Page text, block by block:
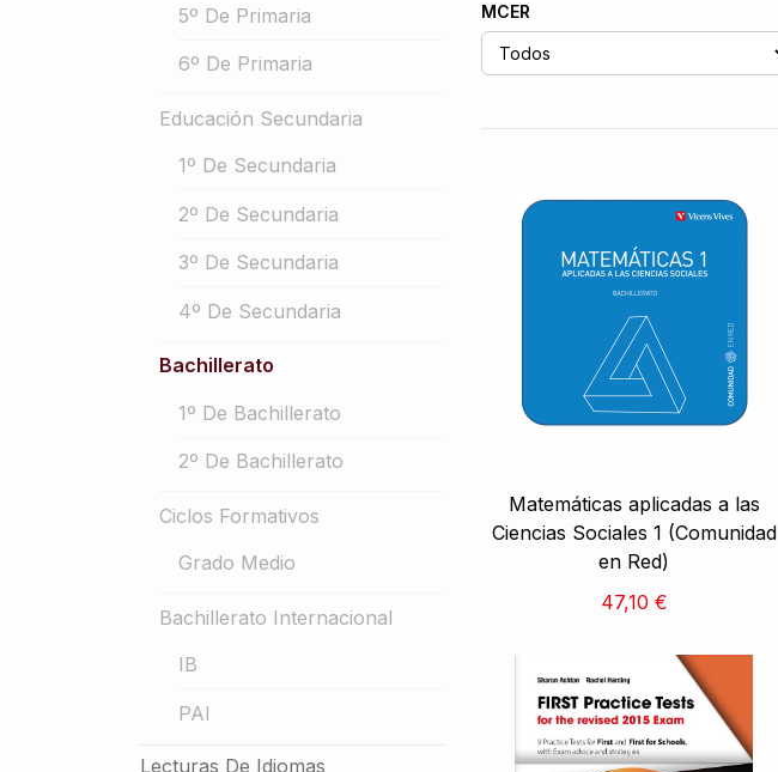
MCER
Matemáticas aplicadas a las
Ciencias Sociales 1 (Comunidad
en Red)
47,10 €
5º De Primaria
6º De Primaria
Educación Secundaria
1º De Secundaria
2º De Secundaria
3º De Secundaria
4º De Secundaria
Bachillerato
1º De Bachillerato
2º De Bachillerato
Ciclos Formativos
Grado Medio
Bachillerato Internacional
IB
PAI
Lecturas De Idiomas